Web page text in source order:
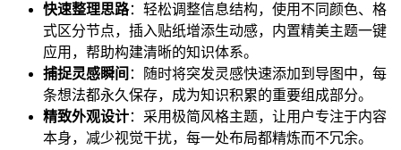
快速整理思路：轻松调整信息结构，使用不同颜色、格
式区分节点，插入贴纸增添生动感，内置精美主题一键
应用，帮助构建清晰的知识体系。
捕捉灵感瞬间 ：随时将突发灵感快速添加到导图中，每
条想法都永久保存，成为知识积累的重要组成部分。
精致外观设计：采用极简风格主题，让用户专注于内容
本身，减少视觉干扰，每一处布局都精炼而不冗余。